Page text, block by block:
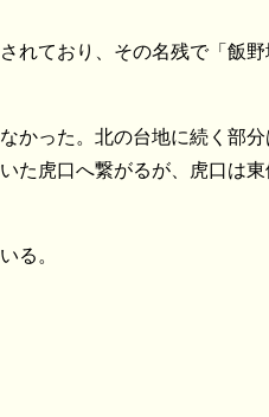
れており、その名残で「飯野
かった。北の台地に続く部分
た虎口へ繋がるが、虎口は
る。